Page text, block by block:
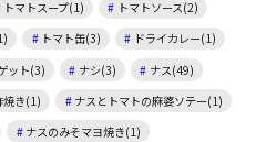
トマトスープ(1)
トマトソース(2)
トマト缶(3)
ドライカレー(1)
ット(3) ナシ(3)
ナス(49)
焼き(1)
ナスとトマトの麻婆ソテー(1)
ナスのみそマヨ焼き(1)